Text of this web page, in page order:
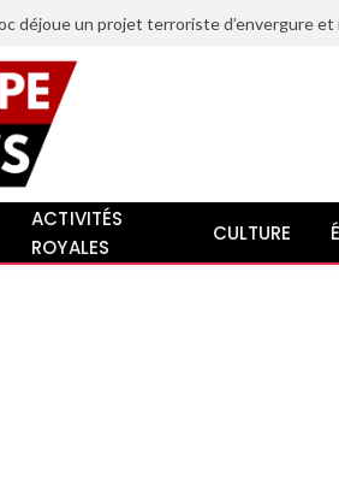
ACTIVITÉS
ROYALES
CULTURE